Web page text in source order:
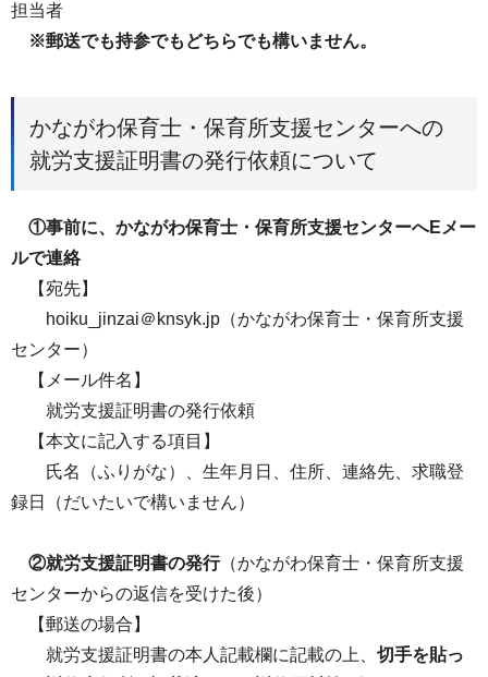
担当者
※郵送でも持参でもどちらでも構いません。
かながわ保育士・保育所支援センターへの
就労支援証明書の発行依頼について
①事前に、かながわ保育士・保育所支援センターへEメー
ルで連絡
【宛先】
hoiku_jinzai＠knsyk.jp（かながわ保育士・保育所支援
センター）
【メール件名】
就労支援証明書の発行依頼
【本文に記入する項目】
氏名（ふりがな）、生年月日、住所、連絡先、求職登
録日（だいたいで構いません）
②就労支援証明書の発行（かながわ保育士・保育所支援
センターからの返信を受けた後）
【郵送の場合】
就労支援証明書の本人記載欄に記載の上、 切手を貼っ